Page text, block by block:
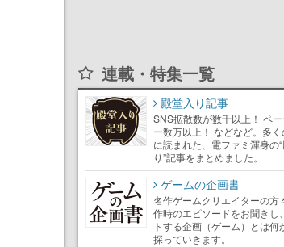
連載・特集一覧
殿堂入り記事
SNS拡散数が数千以上！ ペ
ー数万以上！ などなど。多く
に読まれた、電ファミ渾身の
り”記事をまとめました。
ゲームの企画書
名作ゲームクリエイターの方
作時のエピソードをお聞きし
トする企画（ゲーム）とは何
探っていきます。